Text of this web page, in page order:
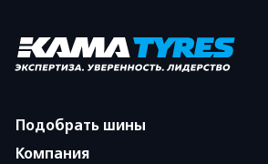
Подобрать шины
Компания